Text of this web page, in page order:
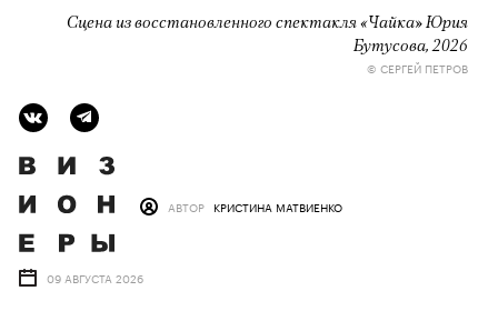
Сцена из восстановленного спектакля «Чайка» Юрия
Бутусова, 2026
© СЕРГЕЙ ПЕТРОВ
АВТОР КРИСТИНА МАТВИЕНКО
09 АВГУСТА 2026